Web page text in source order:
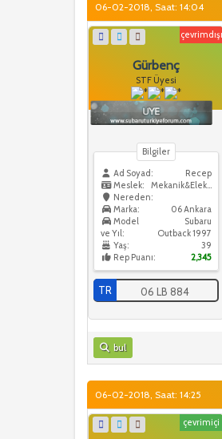
06-02-2018, Saat: 14:04
çevrimdışı
Gürbenç
STF Üyesi
Bilgiler
Ad Soyad:
Recep
Meslek:
Mekanik&Elektrik
Nereden:
06 Ankara
Marka:
Subaru
Model
ve Yıl:
Outback 1997
Yaş:
39
Rep Puanı:
2,345
TR 06 LB 884
bul
06-02-2018, Saat: 14:25
çevrimiçi